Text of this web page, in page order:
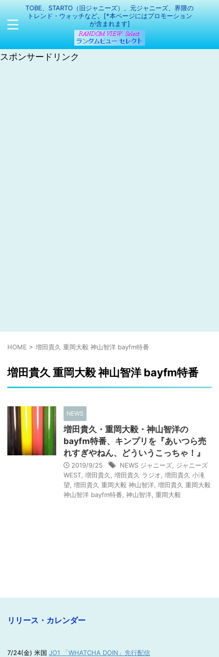
TOBE、STARTO（旧ジャニーズ）、元ジャニーズ、界隈の
トレンド・ウォッチなど。[*本ページにはプロモーション
が含まれます]
スポンサードリンク
HOME > 増田貴久 重岡大毅 神山智洋 bayfm特番
増田貴久 重岡大毅 神山智洋 bayfm特番
NEWS
増田貴久・重岡大毅・神山智洋の
bayfm特番、キンプリを『あいつら売
れすぎやねん、どういうこっちゃ！』
2019/9/25 NEWS ジャニーズ ジャニーズ
WEST 増田貴久 増田貴久 ラジオ 増田貴久 小滝
望 増田貴久 重岡大毅 神山智洋 増田貴久 重岡大毅
神山智洋 bayfm特番 神山智洋 重岡大毅
リリース・カレンダー
7/24(金) 米国 JO1 「WHATCHA DOIN」先行配信